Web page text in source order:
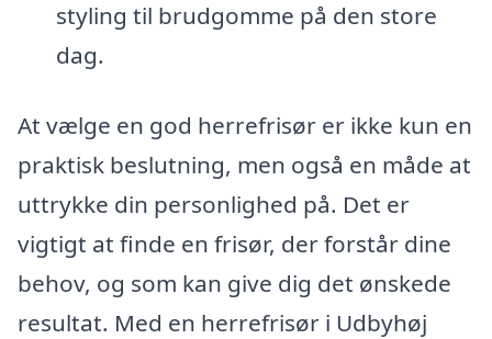
styling til brudgomme på den store
dag.
At vælge en god herrefrisør er ikke kun en
praktisk beslutning, men også en måde at
uttrykke din personlighed på. Det er
vigtigt at finde en frisør, der forstår dine
behov, og som kan give dig det ønskede
resultat. Med en herrefrisør i Udbyhøj